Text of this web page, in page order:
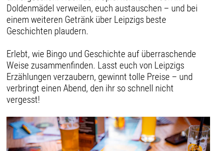
Doldenmädel verweilen, euch austauschen – und bei
einem weiteren Getränk über Leipzigs beste
Geschichten plaudern.
Erlebt, wie Bingo und Geschichte auf überraschende
Weise zusammenfinden. Lasst euch von Leipzigs
Erzählungen verzaubern, gewinnt tolle Preise – und
verbringt einen Abend, den ihr so schnell nicht
vergesst!